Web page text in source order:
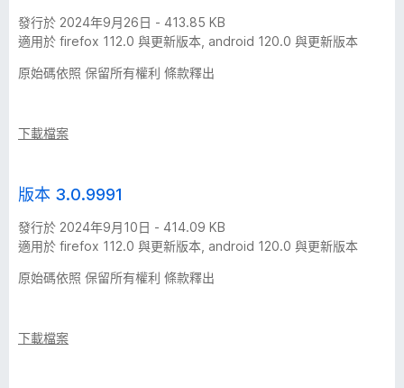
發行於 2024年9月26日 - 413.85 KB
適用於 firefox 112.0 與更新版本, android 120.0 與更新版本
原始碼依照 保留所有權利 條款釋出
下載檔案
版本 3.0.9991
發行於 2024年9月10日 - 414.09 KB
適用於 firefox 112.0 與更新版本, android 120.0 與更新版本
原始碼依照 保留所有權利 條款釋出
下載檔案